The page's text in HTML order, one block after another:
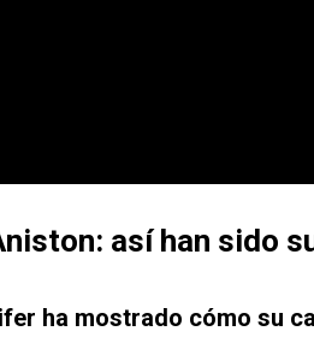
así han sido
ha mostrado cómo su